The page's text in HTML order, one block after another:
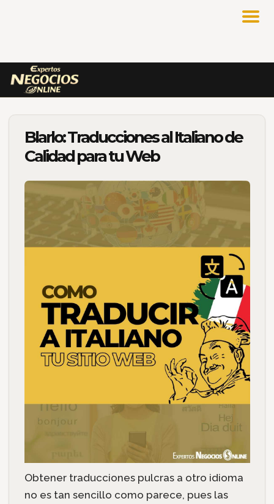
Blarlo: Traducciones al Italiano de
Calidad para tu Web
Obtener traducciones pulcras a otro idioma
no es tan sencillo como parece, pues las